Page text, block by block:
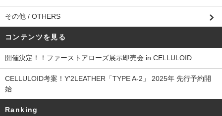
その他 / OTHERS
コンテンツを見る
開催決定！！ファーストアローズ展示即売会 in CELLULOID
CELLULOID考案！Y'2LEATHER「TYPE A-2」 2025年 先行予約開
始
Ranking